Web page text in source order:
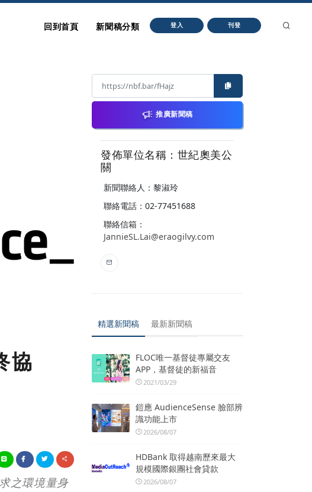
回到首頁 新聞稿分類 登入 刊登
協
之環境量身
推廣新聞稿
發佈單位名稱：世紀奧美公
關
新聞聯絡人：黎淑玲
聯絡電話：02-77451688
聯絡信箱：
JannieSL.Lai@eraogilvy.com
精選新聞稿 最新新聞稿
FLOC唯一基督徒專屬交友
APP，基督徒的新福音
2021/03/29
鎧應 AudienceSense 臉部辨
識功能上市
2026/08/07
HDBank 取得越南歷來最大
規模國際銀團社會貸款
2026/08/07